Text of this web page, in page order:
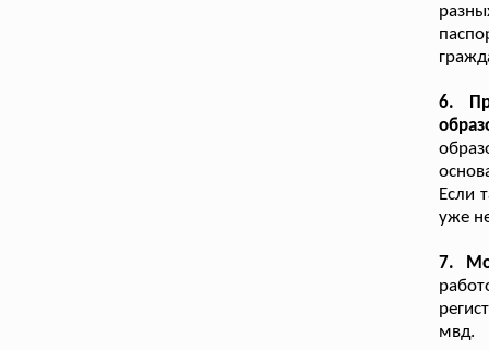
6.
Если
уже
7.
мвд.